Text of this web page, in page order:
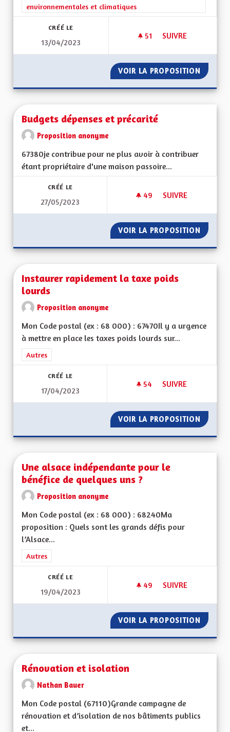
environnementales et climatiques
CRÉÉ LE
13/04/2023
51 51 ABONNÉS
SUIVRE
VOIR LA PROPOSITION NE
Budgets dépenses et précarité
Proposition anonyme
67380je contribue pour ne plus avoir à contribuer
étant propriétaire d'une maison passoire...
CRÉÉ LE
27/05/2023
49 49 ABONNÉS
SUIVRE
VOIR LA PROPOSITION
Instaurer rapidement la taxe poids
lourds
Proposition anonyme
Mon Code postal (ex : 68 000) : 67470Il y a urgence
à mettre en place les taxes poids lourds sur...
Filtrer les résultats de la catégorie : Autres
Autres
CRÉÉ LE
17/04/2023
54 54 ABONNÉS
SUIVRE
VOIR LA PROPOSITION
Une alsace indépendante pour le
bénéfice de quelques uns ?
Proposition anonyme
Mon Code postal (ex : 68 000) : 68240Ma
proposition : Quels sont les grands défis pour
l’Alsace...
Filtrer les résultats de la catégorie : Autres
Autres
CRÉÉ LE
19/04/2023
49 49 ABONNÉS
SUIVRE
VOIR LA PROPOSITION UNE
Rénovation et isolation
Nathan Bauer
Mon Code postal (67110)Grande campagne de
rénovation et d’isolation de nos bâtiments publics
et...